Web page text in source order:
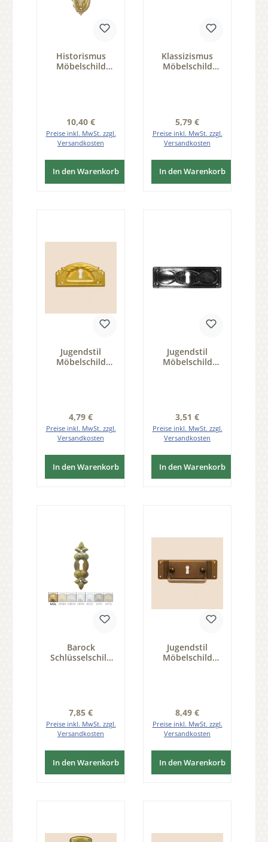
Historismus
Möbelschild
Serie HI001
Regulärer Preis:
10,40 €
Preise inkl. MwSt. zzgl.
Versandkosten
In den Warenkorb
Klassizismus
Möbelschild
Regulärer Preis:
5,79 €
Preise inkl. MwSt. zzgl.
Versandkosten
In den Warenkorb
Jugendstil
Möbelschild
Regulärer Preis:
4,79 €
Preise inkl. MwSt. zzgl.
Versandkosten
In den Warenkorb
Jugendstil
Möbelschild
Serie JU030
Regulärer Preis:
3,51 €
Preise inkl. MwSt. zzgl.
Versandkosten
In den Warenkorb
Barock
Schlüsselschild
Serie BA029
Regulärer Preis:
7,85 €
Preise inkl. MwSt. zzgl.
Versandkosten
In den Warenkorb
Jugendstil
Möbelschild
Serie JU004
Regulärer Preis:
8,49 €
Preise inkl. MwSt. zzgl.
Versandkosten
In den Warenkorb